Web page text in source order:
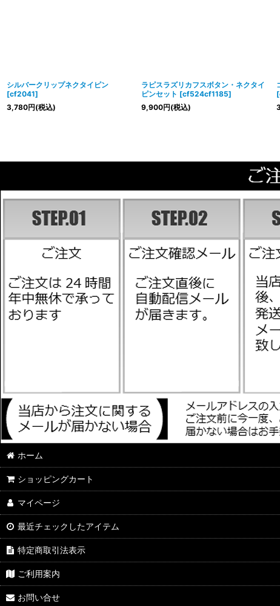
シルバークリップネクタイピン
[cf2041]
3,780円(税込)
ラピスラズリカフスボタン・ネクタイ
ピンセット [cf524cf1185]
9,900円(税込)
[
ホーム
ショッピングカート
マイページ
最近チェックしたアイテム
特定商取引法表示
ご利用案内
お問い合せ